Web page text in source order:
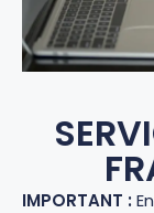
IMPORTANT :